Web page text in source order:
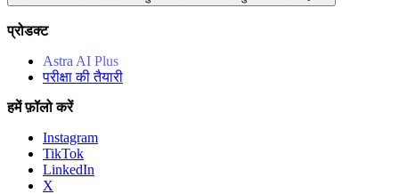
प्रोडक्ट
Astra AI Plus
परीक्षा की तैयारी
हमें फ़ॉलो करें
Instagram
TikTok
LinkedIn
X